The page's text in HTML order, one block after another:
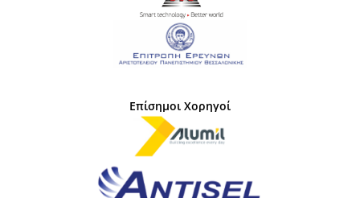
Επίσημοι Χορηγοί